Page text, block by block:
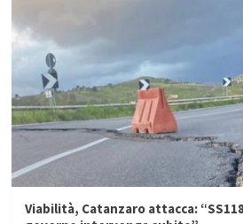
Viabilità, Catanzaro attacca: